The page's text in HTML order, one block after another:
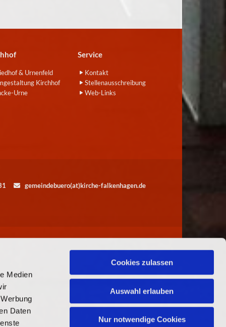
Medien
Daten
Cookies zulassen
Auswahl erlauben
Nur notwendige Cookies
& Urnenfeld
Kirchhof
Urne
Service
Kontakt
Stellenausschreibung
Web-Links
 gemeindebuero(at)kirche-falkenhagen.de